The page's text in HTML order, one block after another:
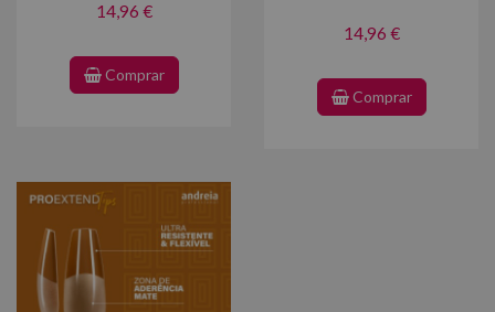
14,96 €
Comprar
14,96 €
Comprar